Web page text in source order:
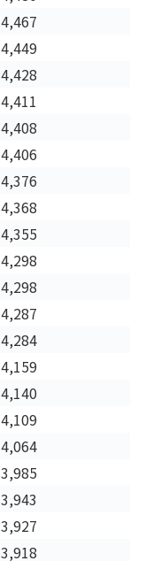
4,467
4,449
4,428
4,411
4,408
4,406
4,376
4,368
4,355
4,298
4,298
4,287
4,284
4,159
4,140
4,109
4,064
3,985
3,943
3,927
3,918